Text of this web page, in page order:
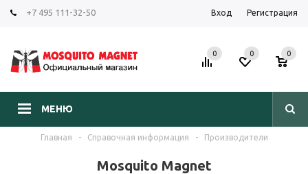
+7 495 111-32-50 Вход Регистрация
МЕНЮ
0 0
0
Главная - Справочная информация - Производители
Mosquito Magnet